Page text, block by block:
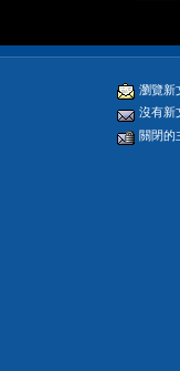
瀏覽新
沒有新
關閉的